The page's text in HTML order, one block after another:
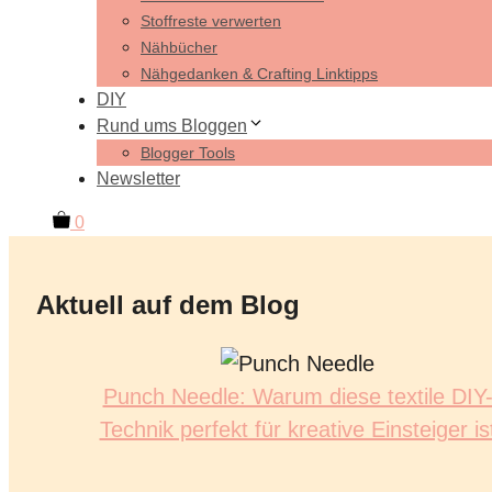
Stoffreste verwerten
Nähbücher
Nähgedanken & Crafting Linktipps
DIY
Rund ums Bloggen
Blogger Tools
Newsletter
0
Aktuell auf dem Blog
Punch Needle: Warum diese textile DIY-
Technik perfekt für kreative Einsteiger